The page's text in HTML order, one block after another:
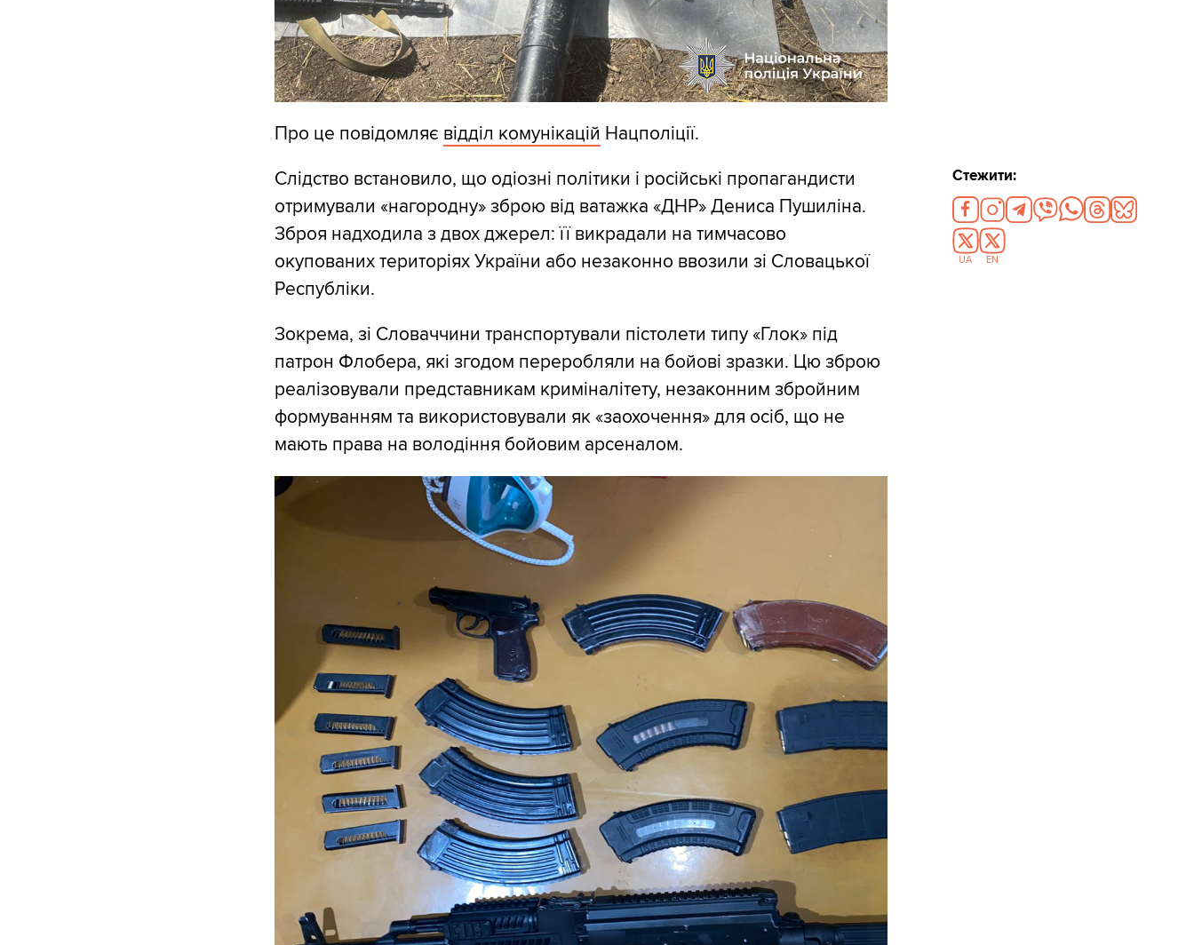
Про це повідомляє відділ комунікацій Нацполіції.
Слідство встановило, що одіозні політики і російські пропагандисти
отримували «нагородну» зброю від ватажка «ДНР» Дениса Пушиліна.
Зброя надходила з двох джерел: її викрадали на тимчасово
окупованих територіях України або незаконно ввозили зі Словацької
Республіки.
Зокрема, зі Словаччини транспортували пістолети типу «Глок» під
патрон Флобера, які згодом переробляли на бойові зразки. Цю зброю
реалізовували представникам криміналітету, незаконним збройним
формуванням та використовували як «заохочення» для осіб, що не
мають права на володіння бойовим арсеналом.
Стежити:
UA EN